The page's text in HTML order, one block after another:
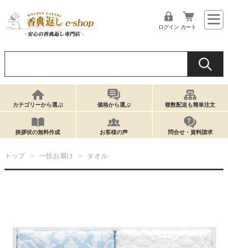
ログイン カート
カテゴリーから選ぶ 価格から選ぶ 複数配送も簡単注文
挨拶状の無料作成 お客様の声 問合せ・資料請求
トップ 一括お届け タオル